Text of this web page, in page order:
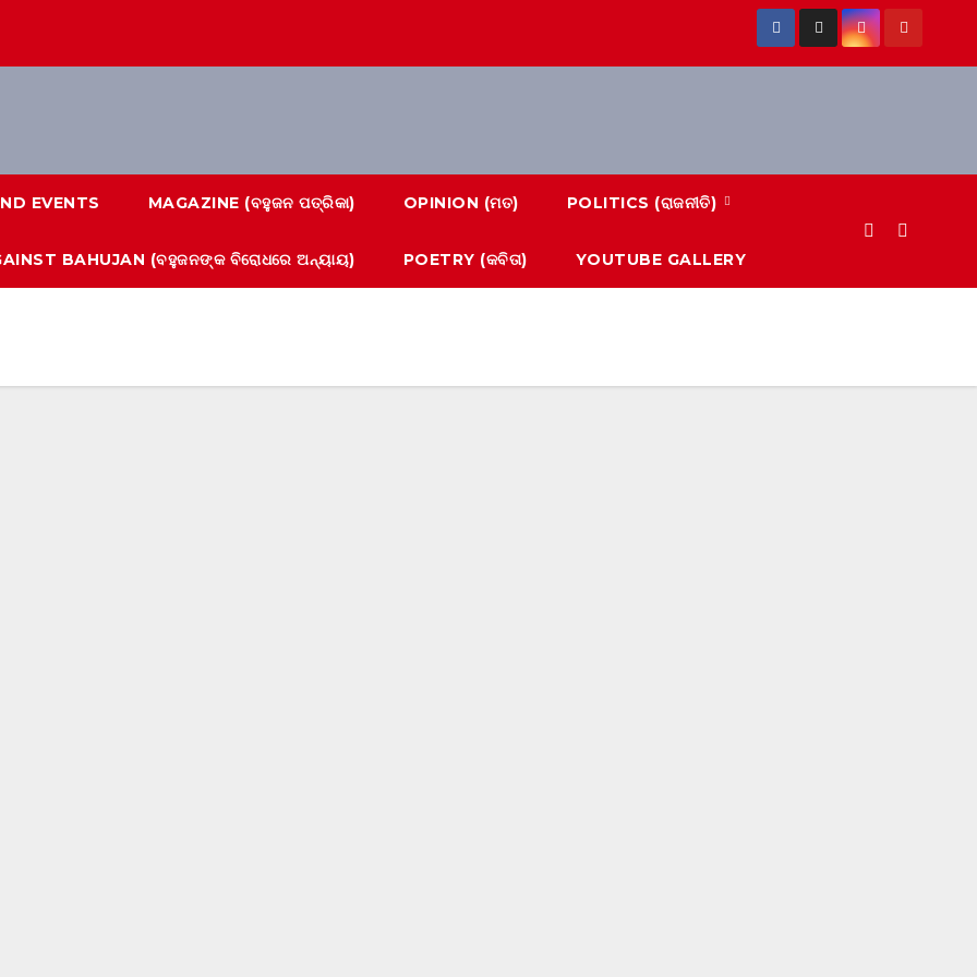
EVENTS MAGAZINE (ବହୁଜନ ପତ୍ରିକା) OPINION (ମତ) POLITICS (ରାଜନୀତି)
BAHUJAN (ବହୁଜନଙ୍କ ବିରୋଧରେ ଅନ୍ୟାୟ) POETRY (କବିତା) YOUTUBE GALLERY